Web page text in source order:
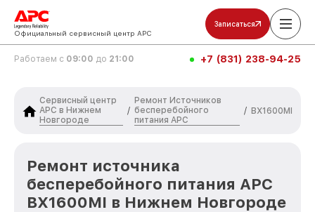
Официальный сервисный центр APC
Записаться
Работаем с 09:00 до 21:00 +7 (831) 238-94-25
Сервисный центр
APC в Нижнем
Новгороде
/
Ремонт Источников
бесперебойного
питания APC
/ BX1600MI
Ремонт источника
бесперебойного питания APC
BX1600MI в Нижнем Новгороде